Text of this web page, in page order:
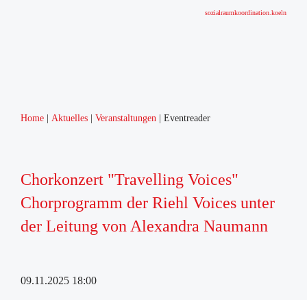
sozialraumkoordination.koeln
Home Aktuelles Veranstaltungen Eventreader
Chorkonzert "Travelling Voices"
Chorprogramm der Riehl Voices unter
der Leitung von Alexandra Naumann
09.11.2025 18:00